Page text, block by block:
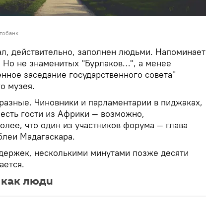
действительно, заполнен людьми. Напоминает
Но не знаменитых "Бурлаков…", а менее
заседание государственного совета"
музея.
Чиновники и парламентарии в пиджаках,
гости из Африки — возможно,
что один из участников форума — глава
Мадагаскара.
несколькими минутами позже десяти
люди